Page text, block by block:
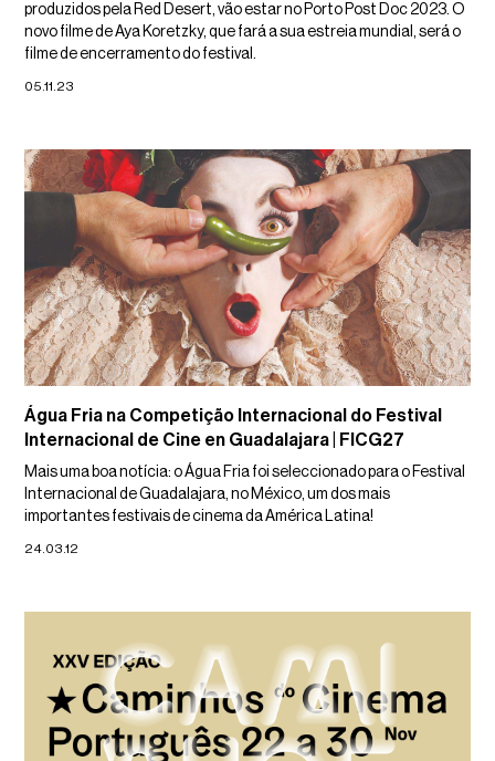
produzidos pela Red Desert, vão estar no Porto Post Doc 2023. O
novo filme de Aya Koretzky, que fará a sua estreia mundial, será o
filme de encerramento do festival.
05.11.23
Água Fria na Competição Internacional do Festival
Internacional de Cine en Guadalajara | FICG27
Mais uma boa notícia: o Água Fria foi seleccionado para o Festival
Internacional de Guadalajara, no México, um dos mais
importantes festivais de cinema da América Latina!
24.03.12